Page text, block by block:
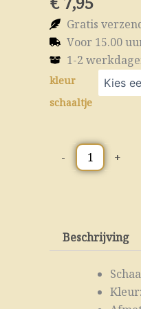
Gratis
Voor 15.00
1-2
kleur
schaaltje
-
Schaaltje
vierkant
zwart/taupe
+
Beschrijving